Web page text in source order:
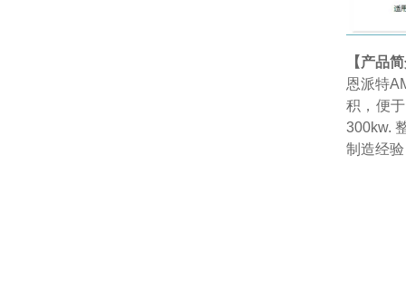
【产品
恩派特
积，便
300kw.
制造经